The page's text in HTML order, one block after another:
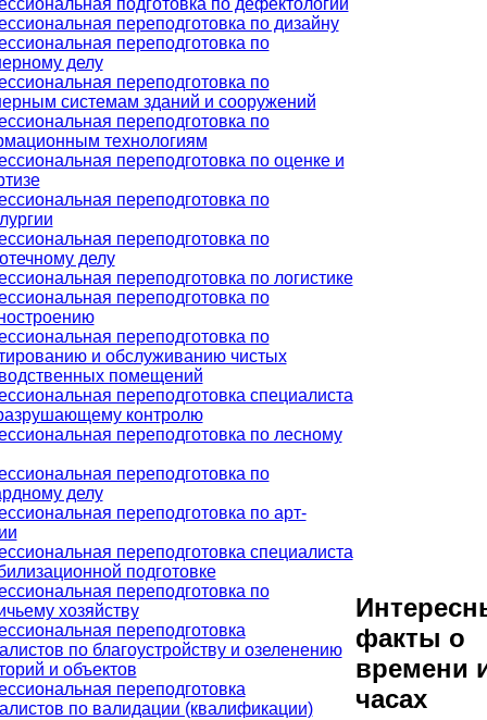
переподготовка по дизайну
переподготовка по
делу
переподготовка по
системам зданий и сооружений
переподготовка по
технологиям
переподготовка по оценке и
переподготовка по
переподготовка по
делу
переподготовка по логистике
переподготовка по
переподготовка по
и обслуживанию чистых
помещений
переподготовка специалиста
контролю
переподготовка по лесному
переподготовка по
делу
переподготовка по арт-
переподготовка специалиста
подготовке
переподготовка по
хозяйству
переподготовка
по благоустройству и озеленению
и объектов
переподготовка
по валидации (квалификации)
факты о
времени
часах